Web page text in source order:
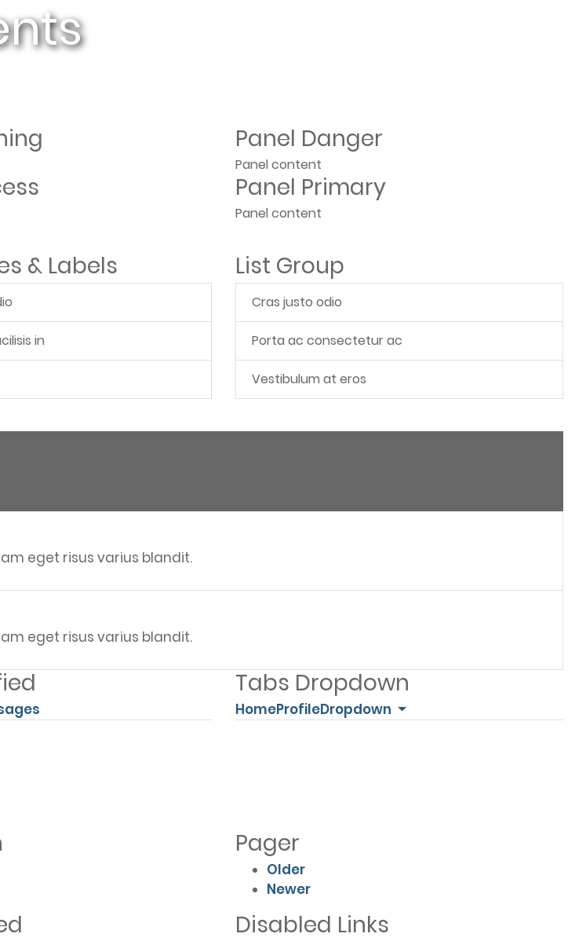
Panel Danger
Panel content
Panel Primary
Panel content
& Labels
in
List Group
Cras justo odio
Porta ac consectetur ac
Vestibulum at eros
eget risus varius blandit.
eget risus varius blandit.
Tabs Dropdown
HomeProfileDropdown
Pager
Older
Newer
Disabled Links